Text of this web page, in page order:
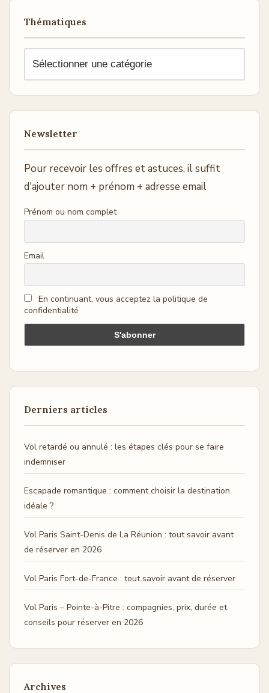
Thématiques
Newsletter
Pour recevoir les offres et astuces, il suffit
d'ajouter nom + prénom + adresse email
Prénom ou nom complet
Email
En continuant, vous acceptez la politique de
confidentialité
Derniers articles
Vol retardé ou annulé : les étapes clés pour se faire
indemniser
Escapade romantique : comment choisir la destination
idéale ?
Vol Paris Saint-Denis de La Réunion : tout savoir avant
de réserver en 2026
Vol Paris Fort-de-France : tout savoir avant de réserver
Vol Paris – Pointe-à-Pitre : compagnies, prix, durée et
conseils pour réserver en 2026
Archives